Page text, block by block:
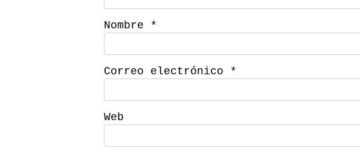
Nombre *
Correo electrónico *
Web